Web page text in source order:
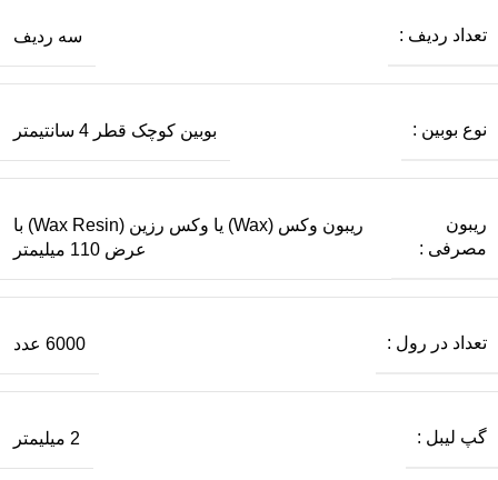
تعداد ردیف : سه ردیف
نوع بوبین : بوبین کوچک قطر 4 سانتیمتر
ریبون
مصرفی :
ریبون وکس (Wax) یا وکس رزین (Wax Resin) با
عرض 110 میلیمتر
تعداد در رول : 6000 عدد
گپ لیبل : 2 میلیمتر